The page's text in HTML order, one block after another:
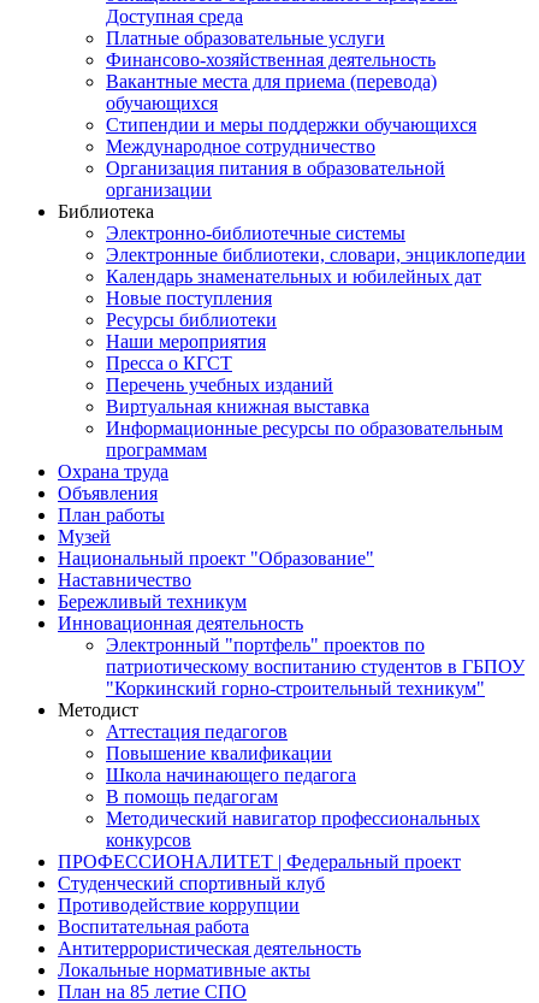
Доступная среда
Платные образовательные услуги
Финансово-хозяйственная деятельность
Вакантные места для приема (перевода)
обучающихся
Стипендии и меры поддержки обучающихся
Международное сотрудничество
Организация питания в образовательной
организации
Библиотека
Электронно-библиотечные системы
Электронные библиотеки, словари, энциклопедии
Календарь знаменательных и юбилейных дат
Новые поступления
Ресурсы библиотеки
Наши мероприятия
Пресса о КГСТ
Перечень учебных изданий
Виртуальная книжная выставка
Информационные ресурсы по образовательным
программам
Охрана труда
Объявления
План работы
Музей
Национальный проект "Образование"
Наставничество
Бережливый техникум
Инновационная деятельность
Электронный "портфель" проектов по
патриотическому воспитанию студентов в ГБПОУ
"Коркинский горно-строительный техникум"
Методист
Аттестация педагогов
Повышение квалификации
Школа начинающего педагога
В помощь педагогам
Методический навигатор профессиональных
конкурсов
ПРОФЕССИОНАЛИТЕТ | Федеральный проект
Студенческий спортивный клуб
Противодействие коррупции
Воспитательная работа
Антитеррористическая деятельность
Локальные нормативные акты
План на 85 летие СПО